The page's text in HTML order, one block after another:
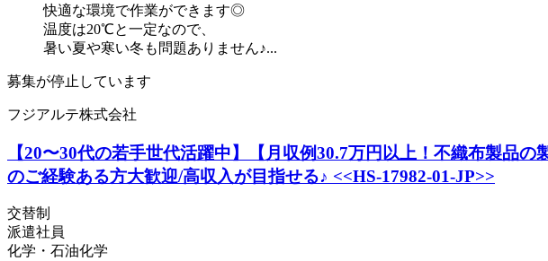
快適な環境で作業ができます◎
温度は20℃と一定なので、
暑い夏や寒い冬も問題ありません♪...
募集が停止しています
フジアルテ株式会社
【20〜30代の若手世代活躍中】【月収例30.7万円以上！不織布製品
のご経験ある方大歓迎/高収入が目指せる♪ <<HS-17982-01-JP>>
交替制
派遣社員
化学・石油化学